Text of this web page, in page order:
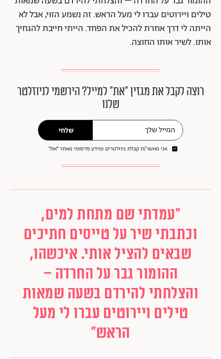
טילים ויירוטים עברו לי מעל הראש. זה נשמע הזוי, אבל לא
הייתה לי דרך אחרת להכיל את הפחד. הייתי חייבת להגחיך
אותו. לשיר אותו החוצה.
רוצה לקבל את מגזין ״את״ למייל? הירשמי לניוזלטר
שלנו
שלחי
אני מאשר/ת קבלת ניוזלטרים ומידע פרסומי מאתר ״את״
"עמדתי שם מתחת למים,
וכתבתי שיר על טייסים חתיכים
שבאים להציל אותי. איכשהו,
ההומור גבר על החרדה –
והצלחתי להירדם בשעה שמאות
טילים ויירוטים עברו לי מעל
הראש"